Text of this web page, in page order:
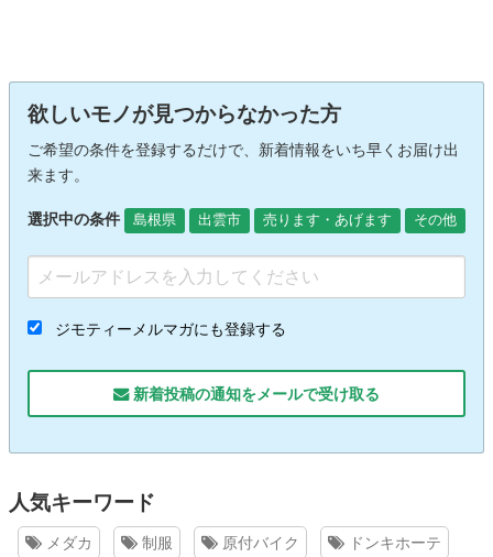
欲しいモノが見つからなかった方
ご希望の条件を登録するだけで、新着情報をいち早くお届け出
来ます。
選択中の条件 島根県 出雲市 売ります・あげます その他
ジモティーメルマガにも登録する
新着投稿の通知をメールで受け取る
人気キーワード
メダカ 制服 原付バイク ドンキホーテ